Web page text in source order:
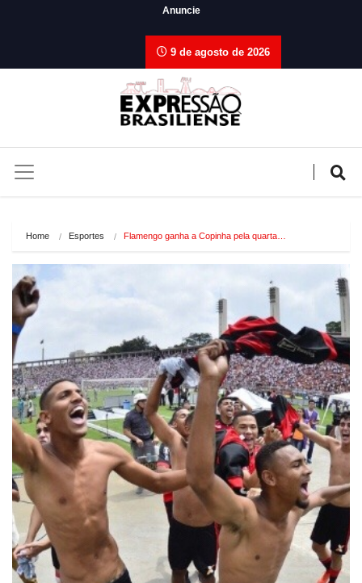
Anuncie
9 de agosto de 2026
Home Esportes Flamengo ganha a Copinha pela quarta…